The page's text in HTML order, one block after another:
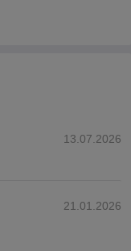
13.07.2026
21.01.2026